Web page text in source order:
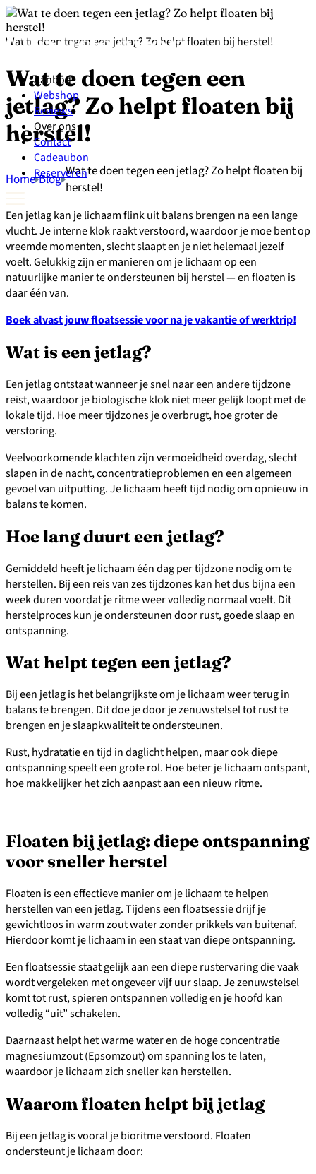
Aanbod
Webshop
Reviews
Over ons
Contact
Cadeaubon
Reserveren
Wat te doen tegen een jetlag? Zo helpt floaten bij herstel!
Wat te doen tegen een
jetlag? Zo helpt floaten bij
herstel!
Home Blog Wat te doen tegen een jetlag? Zo helpt floaten bij
herstel!
Een jetlag kan je lichaam flink uit balans brengen na een lange
vlucht. Je interne klok raakt verstoord, waardoor je moe bent op
vreemde momenten, slecht slaapt en je niet helemaal jezelf
voelt. Gelukkig zijn er manieren om je lichaam op een
natuurlijke manier te ondersteunen bij herstel — en floaten is
daar één van.
Boek alvast jouw floatsessie voor na je vakantie of werktrip!
Wat is een jetlag?
Een jetlag ontstaat wanneer je snel naar een andere tijdzone
reist, waardoor je biologische klok niet meer gelijk loopt met de
lokale tijd. Hoe meer tijdzones je overbrugt, hoe groter de
verstoring.
Veelvoorkomende klachten zijn vermoeidheid overdag, slecht
slapen in de nacht, concentratieproblemen en een algemeen
gevoel van uitputting. Je lichaam heeft tijd nodig om opnieuw in
balans te komen.
Hoe lang duurt een jetlag?
Gemiddeld heeft je lichaam één dag per tijdzone nodig om te
herstellen. Bij een reis van zes tijdzones kan het dus bijna een
week duren voordat je ritme weer volledig normaal voelt. Dit
herstelproces kun je ondersteunen door rust, goede slaap en
ontspanning.
Wat helpt tegen een jetlag?
Bij een jetlag is het belangrijkste om je lichaam weer terug in
balans te brengen. Dit doe je door je zenuwstelsel tot rust te
brengen en je slaapkwaliteit te ondersteunen.
Rust, hydratatie en tijd in daglicht helpen, maar ook diepe
ontspanning speelt een grote rol. Hoe beter je lichaam ontspant,
hoe makkelijker het zich aanpast aan een nieuw ritme.
Floaten bij jetlag: diepe ontspanning
voor sneller herstel
Floaten is een effectieve manier om je lichaam te helpen
herstellen van een jetlag. Tijdens een floatsessie drijf je
gewichtloos in warm zout water zonder prikkels van buitenaf.
Hierdoor komt je lichaam in een staat van diepe ontspanning.
Een floatsessie staat gelijk aan een diepe rustervaring die vaak
wordt vergeleken met ongeveer vijf uur slaap. Je zenuwstelsel
komt tot rust, spieren ontspannen volledig en je hoofd kan
volledig “uit” schakelen.
Daarnaast helpt het warme water en de hoge concentratie
magnesiumzout (Epsomzout) om spanning los te laten,
waardoor je lichaam zich sneller kan herstellen.
Waarom floaten helpt bij jetlag
Bij een jetlag is vooral je bioritme verstoord. Floaten
ondersteunt je lichaam door: